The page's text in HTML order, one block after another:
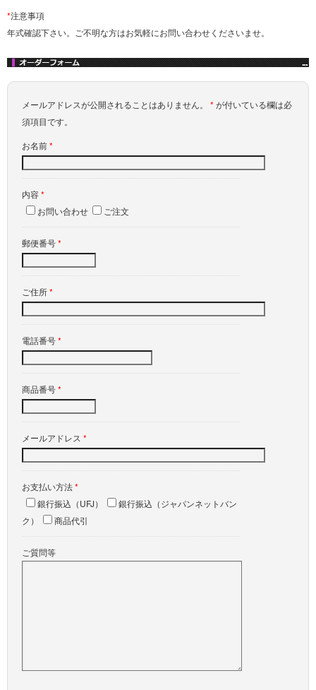
*注意事項
年式確認下さい。ご不明な方はお気軽にお問い合わせくださいませ。
メールアドレスが公開されることはありません。 * が付いている欄は必
須項目です。
お名前*
内容*
お問い合わせ
ご注文
郵便番号*
ご住所*
電話番号*
商品番号*
メールアドレス *
お支払い方法*
銀行振込（UFJ）
銀行振込（ジャパンネットバン
ク）
商品代引
ご質問等